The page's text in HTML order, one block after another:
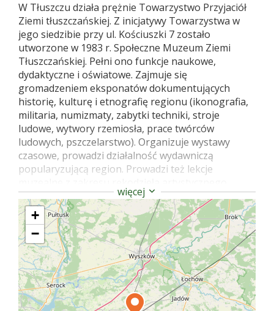
W Tłuszczu działa prężnie Towarzystwo Przyjaciół
Ziemi tłuszczańskiej. Z inicjatywy Towarzystwa w
jego siedzibie przy ul. Kościuszki 7 zostało
utworzone w 1983 r. Społeczne Muzeum Ziemi
Tłuszczańskiej. Pełni ono funkcje naukowe,
dydaktyczne i oświatowe. Zajmuje się
gromadzeniem eksponatów dokumentujących
historię, kulturę i etnografię regionu (ikonografia,
militaria, numizmaty, zabytki techniki, stroje
ludowe, wytwory rzemiosła, prace twórców
ludowych, pszczelarstwo). Organizuje wystawy
czasowe, prowadzi działalność wydawniczą
popularyzującą region. Prowadzi też lekcje
(wycinanki, wyklejanki, haft, malarstwo i in.).
Muzeum jest obiektem czynnym całorocznie od
poniedziałku do piątku. Źródła: Glinka Tadeusz i
inni, Mazowsze Północne. Przewodnik, Warszawa,
1998. Żochowski Mieczysław, Powiat wołomiński,
[w:] Kanon krajoznawczy województwa
mazowieckiego, Warszawa 2018, s. 207.
więcej
+
−